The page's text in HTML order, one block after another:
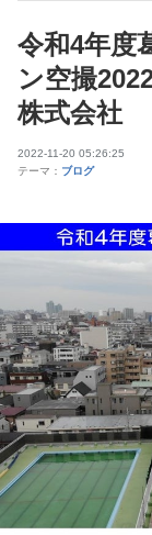
令和4年度
ン空撮
株式会社
2022-11-20 05:26:25
テーマ： ブログ